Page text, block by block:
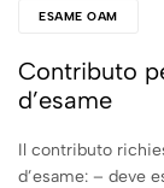
ESAME OAM
Contributo
d’esame
Il contributo
d’esame: – deve